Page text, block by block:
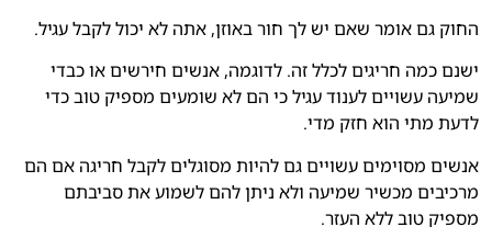
החוק גם אומר שאם יש לך חור באוזן, אתה לא יכול לקבל עגיל.
ישנם כמה חריגים לכלל זה. לדוגמה, אנשים חירשים או כבדי
שמיעה עשויים לענוד עגיל כי הם לא שומעים מספיק טוב כדי
לדעת מתי הוא חזק מדי.
אנשים מסוימים עשויים גם להיות מסוגלים לקבל חריגה אם הם
מרכיבים מכשיר שמיעה ולא ניתן להם לשמוע את סביבתם
מספיק טוב ללא העזר.